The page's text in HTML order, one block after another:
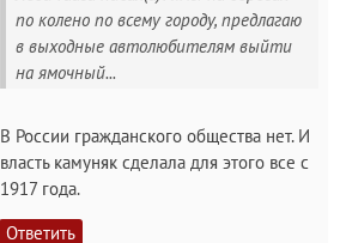
по колено по всему городу, предлагаю
в выходные автолюбителям выйти
на ямочный...
В России гражданского общества нет. И
власть камуняк сделала для этого все с
1917 года.
Ответить